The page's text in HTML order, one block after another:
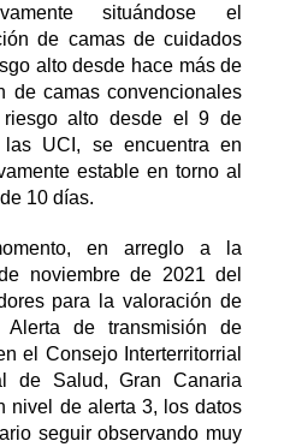
situándose el
de camas de cuidados
alto desde hace más de
de camas convencionales
alto desde el 9 de
UCI, se encuentra en
estable en torno al
10 días.
en arreglo a la
noviembre de 2021 del
para la valoración de
de transmisión de
el Consejo Interterritorrial
de Salud, Gran Canaria
nivel de alerta 3, los datos
seguir observando muy